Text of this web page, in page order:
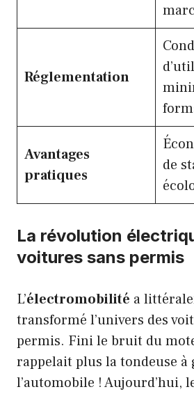
Réglementation
Avantages
pratiques
de
La révolution
voitures sans permis
L’électromobilité a
transformé l’univers des
permis. Fini le bruit du
rappelait plus la tondeuse à
l’automobile ! Aujourd’hui,